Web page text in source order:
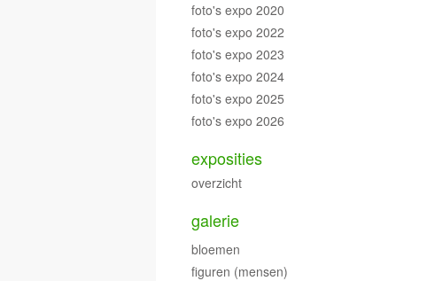
foto's expo 2020
foto's expo 2022
foto's expo 2023
foto's expo 2024
foto's expo 2025
foto's expo 2026
exposities
overzicht
galerie
bloemen
figuren (mensen)